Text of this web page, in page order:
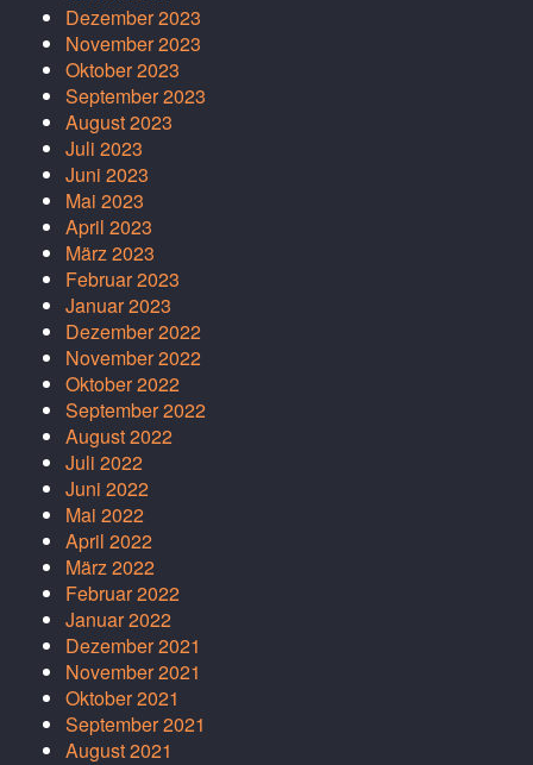
Dezember 2023
November 2023
Oktober 2023
September 2023
August 2023
Juli 2023
Juni 2023
Mai 2023
April 2023
März 2023
Februar 2023
Januar 2023
Dezember 2022
November 2022
Oktober 2022
September 2022
August 2022
Juli 2022
Juni 2022
Mai 2022
April 2022
März 2022
Februar 2022
Januar 2022
Dezember 2021
November 2021
Oktober 2021
September 2021
August 2021